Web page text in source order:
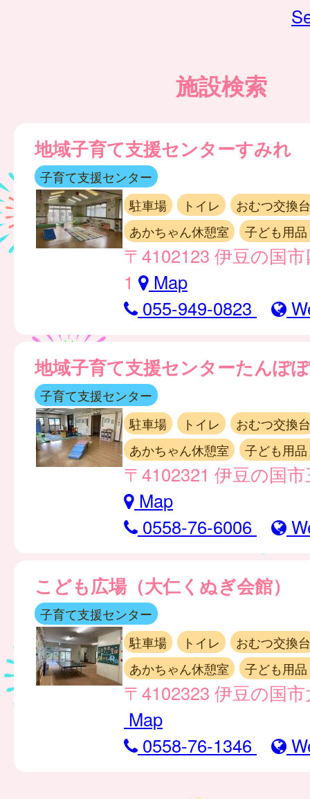
施設検索
地域子育て支援センターすみれ
子育て支援センター
駐車場
トイレ
おむつ交換台
あかちゃん休憩室
子ども用
〒4102123 伊豆の国
1
Map
055-949-0823
地域子育て支援センターたんぽぽ
子育て支援センター
駐車場
トイレ
おむつ交換台
あかちゃん休憩室
子ども用
〒4102321 伊豆の国
Map
0558-76-6006
こども広場（大仁くぬぎ会館）
子育て支援センター
駐車場
トイレ
おむつ交換台
あかちゃん休憩室
子ども用
〒4102323 伊豆の国
Map
0558-76-1346